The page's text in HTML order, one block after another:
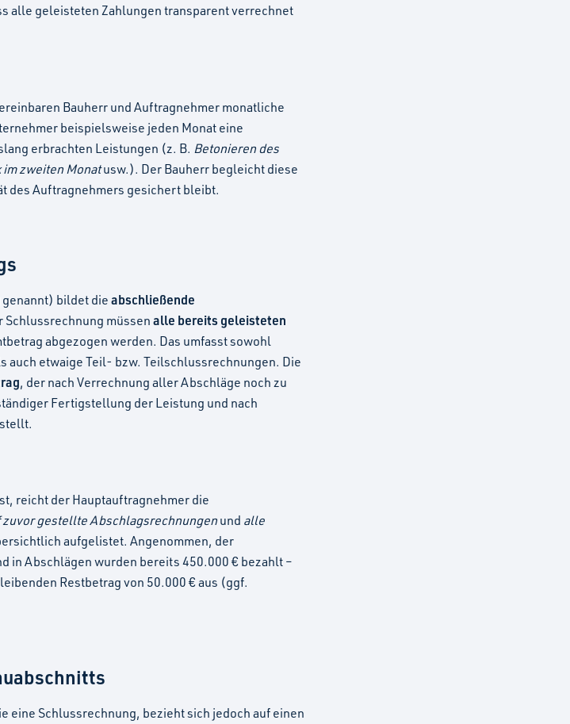
alle geleisteten Zahlungen transparent verrechnet
Bauherr und Auftragnehmer monatliche
beispielsweise jeden Monat eine
erbrachten Leistungen (z. B. Betonieren des
zweiten Monatusw.). Der Bauherr begleicht diese
des Auftragnehmers gesichert bleibt.
genannt) bildet die abschließende
Schlussrechnung müssenalle bereits geleisteten
abgezogen werden. Das umfasst sowohl
etwaige Teil- bzw. Teilschlussrechnungen. Die
, der nach Verrechnung aller Abschläge noch zu
Fertigstellung der Leistung und nach
reicht der Hauptauftragnehmer die
zuvor gestellte Abschlagsrechnungenund alle
aufgelistet. Angenommen, der
in Abschlägen wurden bereits 450.000 € bezahlt –
Restbetrag von 50.000 € aus (ggf.
eine Schlussrechnung, bezieht sich jedoch auf einen